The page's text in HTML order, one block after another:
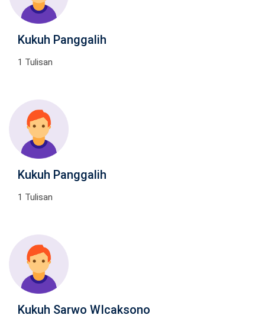
Kukuh Panggalih
1 Tulisan
Kukuh Panggalih
1 Tulisan
Kukuh Sarwo WIcaksono